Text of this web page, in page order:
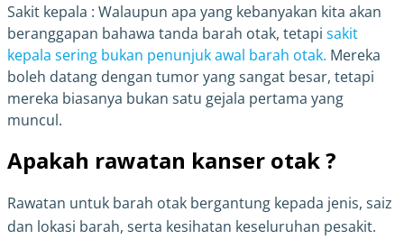
Sakit kepala : Walaupun apa yang kebanyakan kita akan
beranggapan bahawa tanda barah otak, tetapi sakit
kepala sering bukan penunjuk awal barah otak. Mereka
boleh datang dengan tumor yang sangat besar, tetapi
mereka biasanya bukan satu gejala pertama yang
muncul.
Apakah rawatan kanser otak ?
Rawatan untuk barah otak bergantung kepada jenis, saiz
dan lokasi barah, serta kesihatan keseluruhan pesakit.